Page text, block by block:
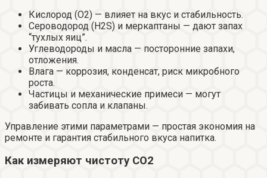
Кислород (O2) — влияет на вкус и стабильность.
Сероводород (H2S) и меркаптаны — дают запах
“тухлых яиц”.
Углеводороды и масла — посторонние запахи,
отложения.
Влага — коррозия, конденсат, риск микробного
роста.
Частицы и механические примеси — могут
забивать сопла и клапаны.
Управление этими параметрами — простая экономия на
ремонте и гарантия стабильного вкуса напитка.
Как измеряют чистоту CO2